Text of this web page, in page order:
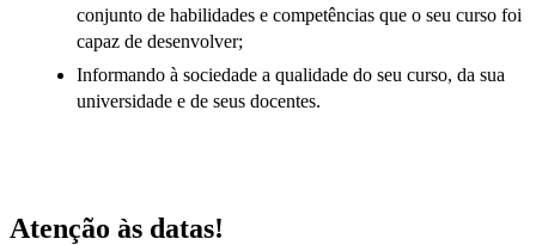
conjunto de habilidades e competências que o seu curso foi
capaz de desenvolver;
Informando à sociedade a qualidade do seu curso, da sua
universidade e de seus docentes.
Atenção às datas!